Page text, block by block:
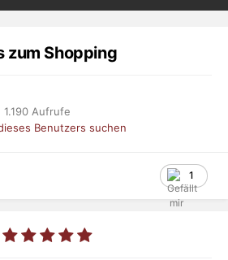
zum Shopping
1.190 Aufrufe
Benutzers suchen
1